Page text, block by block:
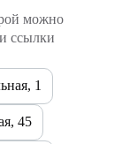
можно
ссылки
1
45